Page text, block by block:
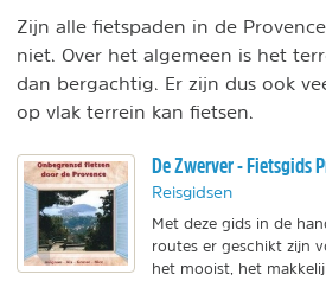
Zijn alle fietspaden in de
niet. Over het algemeen is het
dan bergachtig. Er zijn dus ook
op vlak terrein kan fietsen.
De Zwerver - Fietsgids
Reisgidsen
Met deze gids in de
routes er geschikt zijn
het mooist, het